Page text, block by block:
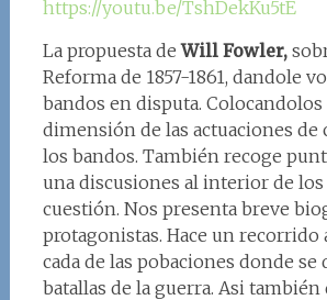
https://youtu.be/TshDekKu5tE
La propuesta deWill Fowler,
Reforma de 1857-1861, dandole
bandos en disputa.
dimensión de las actuaciones de
los bandos. También recoge
una discusiones al interior de
cuestión. Nos presenta breve
protagonistas. Hace un recorrido
cada de las pobaciones donde se
batallas de la guerra. Asi también